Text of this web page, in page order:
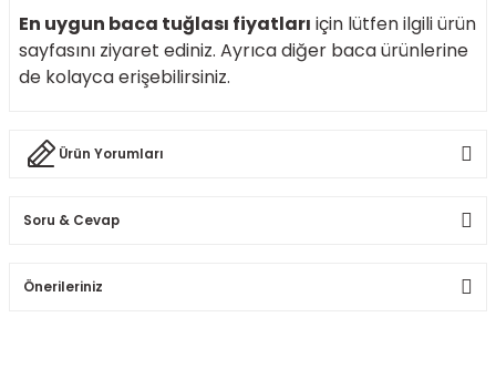
En uygun baca tuğlası fiyatları için lütfen ilgili ürün
sayfasını ziyaret ediniz. Ayrıca diğer baca ürünlerine
de kolayca erişebilirsiniz.
Ürün Yorumları
Soru & Cevap
Önerileriniz